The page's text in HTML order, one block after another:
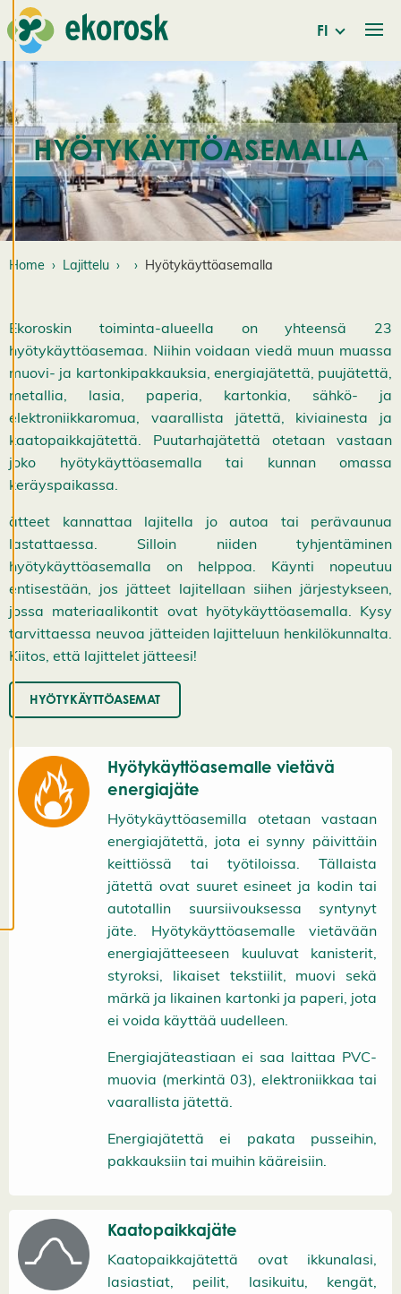
evästeistämme.
M
o
k
k
a
a
e
ä
st
e
a
u
si
a
H
FI
HYÖTYKÄYTTÖASEMALLA
Home Lajittelu Hyötykäyttöasemalla
Ekoroskin toiminta-alueella on yhteensä 23
hyötykäyttöasemaa. Niihin voidaan viedä muun muassa
muovi- ja kartonkipakkauksia, energiajätettä, puujätettä,
metallia, lasia, paperia, kartonkia, sähkö- ja
elektroniikkaromua, vaarallista jätettä, kiviainesta ja
kaatopaikkajätettä. Puutarhajätettä otetaan vastaan
joko hyötykäyttöasemalla tai kunnan omassa
keräyspaikassa.
ätteet kannattaa lajitella jo autoa tai perävaunua
lastattaessa. Silloin niiden tyhjentäminen
hyötykäyttöasemalla on helppoa. Käynti nopeutuu
entisestään, jos jätteet lajitellaan siihen järjestykseen,
jossa materiaalikontit ovat hyötykäyttöasemalla. Kysy
tarvittaessa neuvoa jätteiden lajitteluun henkilökunnalta.
Kiitos, että lajittelet jätteesi!
HYÖTYKÄYTTÖASEMAT
Hyötykäyttöasemalle vietävä
energiajäte
Hyötykäyttöasemilla otetaan vastaan
energiajätettä, jota ei synny päivittäin
keittiössä tai työtiloissa. Tällaista
jätettä ovat suuret esineet ja kodin tai
autotallin suursiivouksessa syntynyt
jäte. Hyötykäyttöasemalle vietävään
energiajätteeseen kuuluvat kanisterit,
styroksi, likaiset tekstiilit, muovi sekä
märkä ja likainen kartonki ja paperi, jota
ei voida käyttää uudelleen.
Energiajäteastiaan ei saa laittaa PVC-
muovia (merkintä 03), elektroniikkaa tai
vaarallista jätettä.
Energiajätettä ei pakata pusseihin,
pakkauksiin tai muihin kääreisiin.
Kaatopaikkajäte
Kaatopaikkajätettä ovat ikkunalasi,
lasiastiat, peilit, lasikuitu, kengät,